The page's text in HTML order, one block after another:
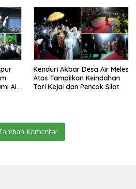
Air
Kenduri Akbar Desa Air Meles
Atas Tampilkan Keindahan
Tari Kejai dan Pencak Silat
Komentar